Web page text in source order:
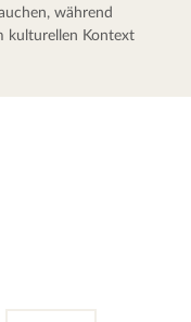
während
kulturellen Kontext